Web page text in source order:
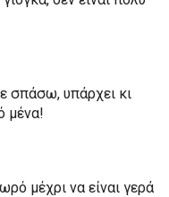
σπάσω, υπάρχει κι
μένα!
μέχρι να είναι γερά